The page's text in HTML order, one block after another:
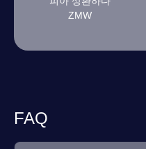
ZMW
FAQ